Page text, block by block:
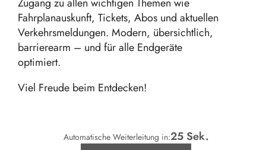
Aktuelles
Fahrplanauskunft, Tickets, Abos und aktuellen
Verkehrsmeldungen. Modern, übersichtlich,
barrierearm – und für alle Endgeräte
optimiert.
Viel Freude beim Entdecken!
Automatische Weiterleitung in:24 Sek.